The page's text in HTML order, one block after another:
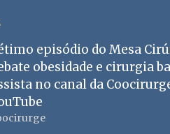
episódio do Mesa
obesidade e cirurgia
no canal da